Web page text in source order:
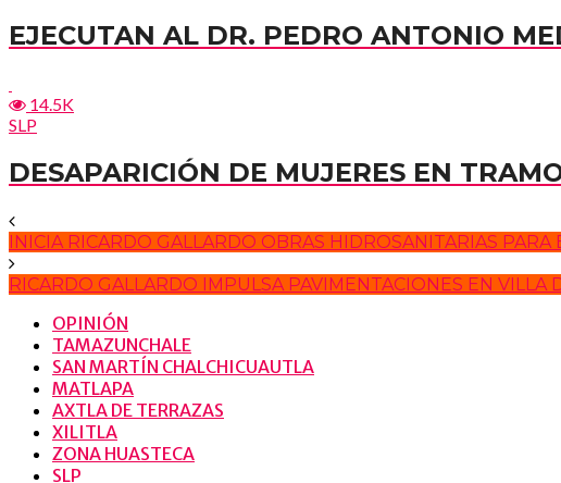
EJECUTAN AL DR. PEDRO ANTONIO
14.5K
SLP
DESAPARICIÓN DE MUJERES EN
INICIA RICARDO GALLARDO OBRAS HIDROSANITARIAS PARA
RICARDO GALLARDO IMPULSA PAVIMENTACIONES EN VILLA
OPINIÓN
TAMAZUNCHALE
SAN MARTÍN CHALCHICUAUTLA
MATLAPA
AXTLA DE TERRAZAS
XILITLA
ZONA HUASTECA
SLP